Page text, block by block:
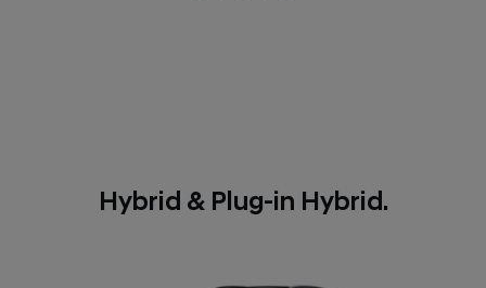
Hybrid & Plug-in Hybrid.